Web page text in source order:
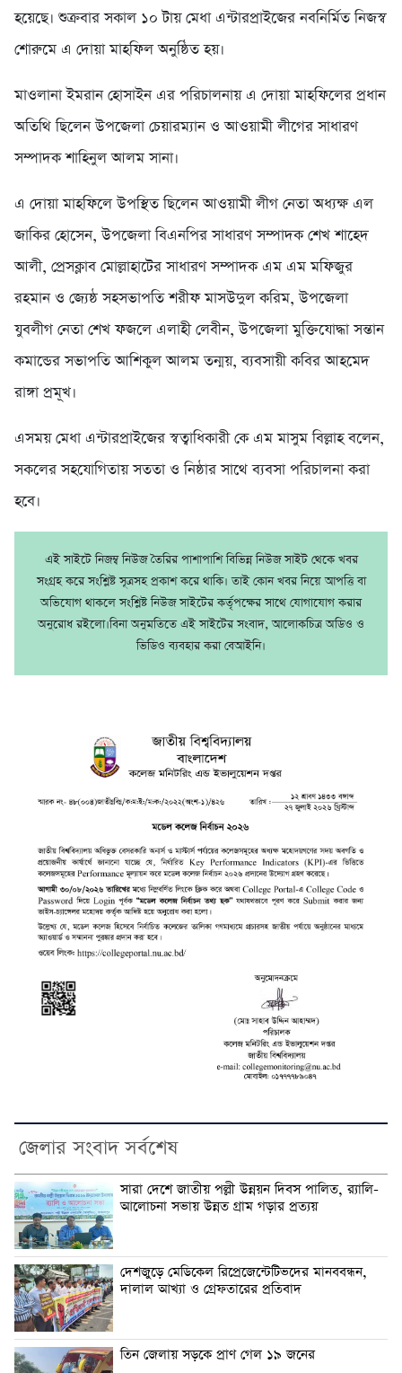
হয়েছে। শুক্রবার সকাল ১০ টায় মেধা এন্টারপ্রাইজের নবনির্মিত নিজস্ব
শোরুমে এ দোয়া মাহফিল অনুষ্ঠিত হয়।
মাওলানা ইমরান হোসাইন এর পরিচালনায় এ দোয়া মাহফিলের প্রধান
অতিথি ছিলেন উপজেলা চেয়ারম্যান ও আওয়ামী লীগের সাধারণ
সম্পাদক শাহিনুল আলম সানা।
এ দোয়া মাহফিলে উপস্থিত ছিলেন আওয়ামী লীগ নেতা অধ্যক্ষ এল
জাকির হোসেন, উপজেলা বিএনপির সাধারণ সম্পাদক শেখ শাহেদ
আলী, প্রেসক্লাব মোল্লাহাটের সাধারণ সম্পাদক এম এম মফিজুর
রহমান ও জ্যেষ্ঠ সহসভাপতি শরীফ মাসউদুল করিম, উপজেলা
যুবলীগ নেতা শেখ ফজলে এলাহী লেবীন, উপজেলা মুক্তিযোদ্ধা সন্তান
কমান্ডের সভাপতি আশিকুল আলম তন্ময়, ব্যবসায়ী কবির আহমেদ
রাঙ্গা প্রমূখ।
এসময় মেধা এন্টারপ্রাইজের স্বত্বাধিকারী কে এম মাসুম বিল্লাহ বলেন,
সকলের সহযোগিতায় সততা ও নিষ্ঠার সাথে ব্যবসা পরিচালনা করা
হবে।
এই সাইটে নিজম্ব নিউজ তৈরির পাশাপাশি বিভিন্ন নিউজ সাইট থেকে খবর
সংগ্রহ করে সংশ্লিষ্ট সূত্রসহ প্রকাশ করে থাকি। তাই কোন খবর নিয়ে আপত্তি বা
অভিযোগ থাকলে সংশ্লিষ্ট নিউজ সাইটের কর্তৃপক্ষের সাথে যোগাযোগ করার
অনুরোধ রইলো।বিনা অনুমতিতে এই সাইটের সংবাদ, আলোকচিত্র অডিও ও
ভিডিও ব্যবহার করা বেআইনি।
জেলার সংবাদ সর্বশেষ
সারা দেশে জাতীয় পল্লী উন্নয়ন দিবস পালিত, র‍্যালি-
আলোচনা সভায় উন্নত গ্রাম গড়ার প্রত্যয়
দেশজুড়ে মেডিকেল রিপ্রেজেন্টেটিভদের মানববন্ধন,
দালাল আখ্যা ও গ্রেফতারের প্রতিবাদ
তিন জেলায় সড়কে প্রাণ গেল ১৯ জনের